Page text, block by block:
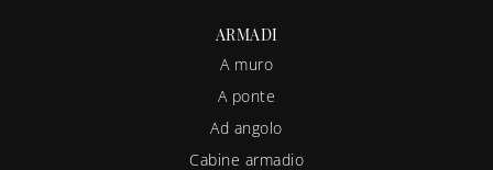
ARMADI
A muro
A ponte
Ad angolo
Cabine armadio